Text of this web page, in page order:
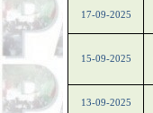
17-09-2025
15-09-2025
13-09-2025